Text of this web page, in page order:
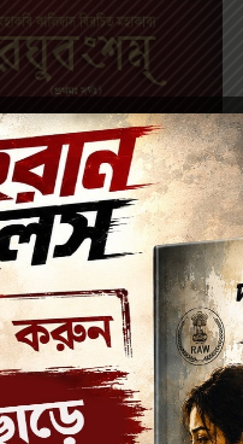
/ রঘুবংশম্
(প্রথম ꓽ সর্গ ꓽ)
Parul Books
380.00 342.00